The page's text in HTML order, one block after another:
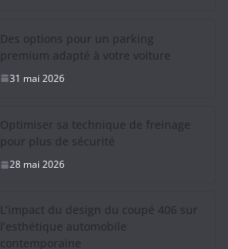
Des options pour un parking
premium adapté à votre voiture
31 mai 2026
Optimiser sa technique de freinage
pour plus de sécurité
28 mai 2026
L’impact du design du coupé 406 sur
l’esthétique automobile
contemporaine